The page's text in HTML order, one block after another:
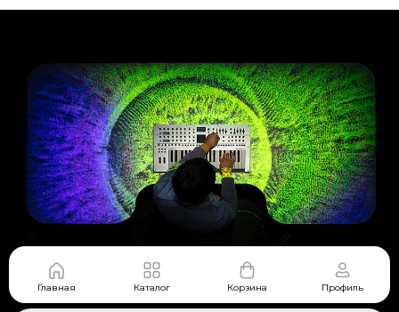
Главная Каталог Корзина Профиль